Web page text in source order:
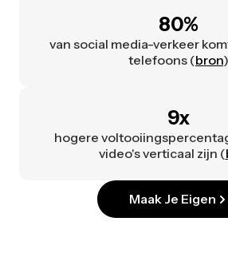
80%
van social media-verkeer
telefoons (bron)
9x
hogere
video's verticaal zijn (
Maak Je Eigen